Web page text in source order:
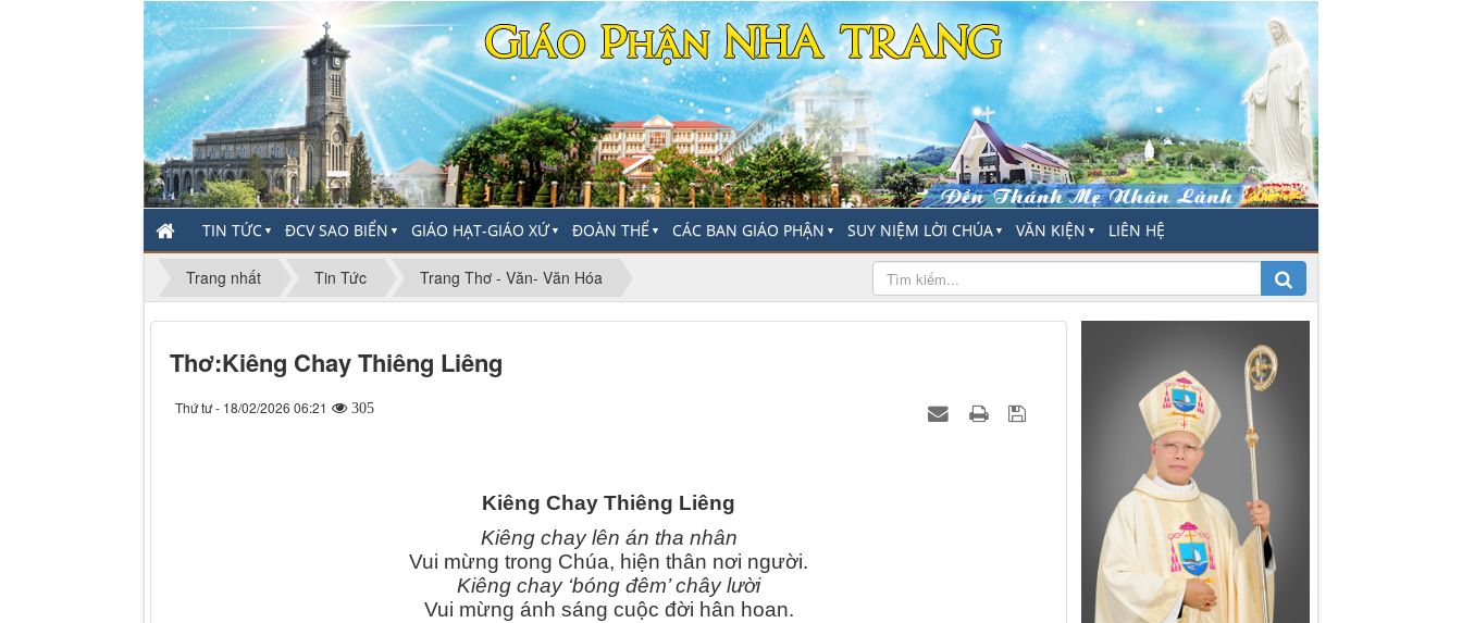
TIN TỨC ▼ ĐCV SAO BIỂN ▼ GIÁO HẠT-GIÁO XỨ▼ ĐOÀN THỂ ▼ CÁC BAN GIÁO PHẬN ▼ SUY NIỆM LỜI CHÚA ▼ VĂN KIỆN ▼ LIÊN HỆ
Trang nhất Tin Tức Trang Thơ - Văn- Văn Hóa
Thơ:Kiêng Chay Thiêng Liêng
Thứ tư - 18/02/2026 06:21 305
Kiêng Chay Thiêng Liêng
Kiêng chay lên án tha nhân
Vui mừng trong Chúa, hiện thân nơi người.
Kiêng chay ‘bóng đêm’ chây lười
Vui mừng ánh sáng cuộc đời hân hoan.